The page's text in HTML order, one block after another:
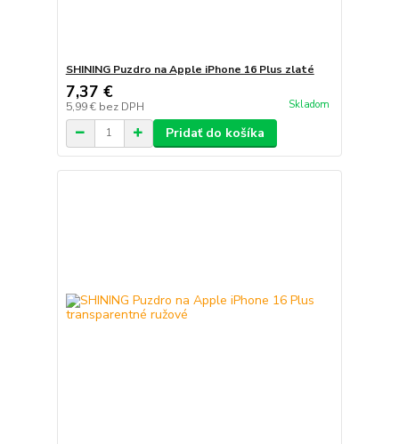
SHINING Puzdro na Apple iPhone 16 Plus zlaté
7,37 €
5,99 € bez DPH Skladom
Pridať do košíka